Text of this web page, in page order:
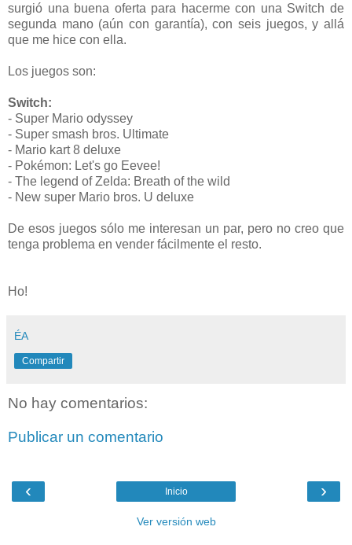
surgió una buena oferta para hacerme con una Switch de
segunda mano (aún con garantía), con seis juegos, y allá
que me hice con ella.
Los juegos son:
Switch:
- Super Mario odyssey
- Super smash bros. Ultimate
- Mario kart 8 deluxe
- Pokémon: Let's go Eevee!
- The legend of Zelda: Breath of the wild
- New super Mario bros. U deluxe
De esos juegos sólo me interesan un par, pero no creo que
tenga problema en vender fácilmente el resto.
Ho!
ÉA
Compartir
No hay comentarios:
Publicar un comentario
‹ ›
Inicio
Ver versión web